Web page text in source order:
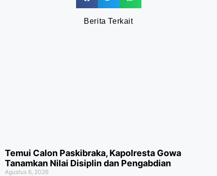
Berita Terkait
Temui Calon Paskibraka, Kapolresta Gowa
Tanamkan Nilai Disiplin dan Pengabdian
Agustus 6, 2026